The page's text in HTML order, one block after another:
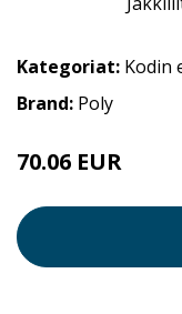
Kategoriat: Kodin
Brand: Poly
70.06 EUR